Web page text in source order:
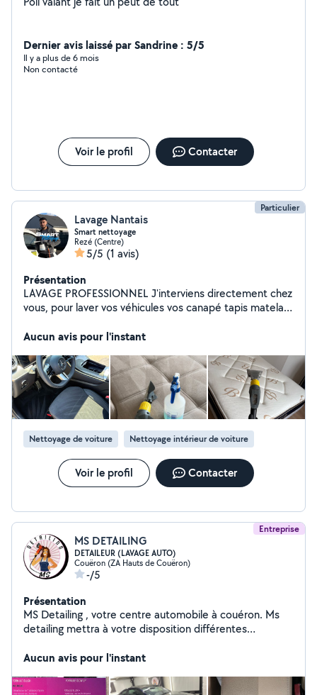
Dernier avis laissé par Sandrine : 5/5
Il y a plus de 6 mois
Non contacté
Voir le profil Contacter
Particulier
Lavage Nantais
Smart nettoyage
Rezé (Centre)
5/5 (1 avis)
Présentation
LAVAGE PROFESSIONNEL J'interviens directement chez
vous, pour laver vos véhicules vos canapé tapis matelas
d'informations bonne journée ! -Me contacter sur le
Aucun avis pour l'instant
Nettoyage de voiture Nettoyage intérieur de voiture
Voir le profil Contacter
Entreprise
MS DETAILING
DETAILEUR (LAVAGE AUTO)
Couëron (ZA Hauts de Couëron)
-/5
Présentation
MS Detailing , votre centre automobile à couéron. Ms
detailing mettra à votre disposition différentes
Lustarge/polissage -Car stating (préparation à la
Aucun avis pour l'instant